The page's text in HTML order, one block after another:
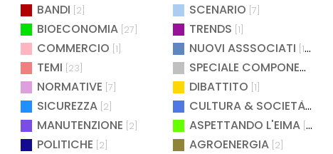
BANDI [2] SCENARIO [7]
BIOECONOMIA [27] TRENDS [1]
COMMERCIO [1] NUOVI ASSSOCIATI [15]
TEMI [23]
SPECIALE COMPONENTISTICA
NORMATIVE [7] DIBATTITO [1]
SICUREZZA [2] CULTURA & SOCIETÀ[2]
MANUTENZIONE [2] ASPETTANDO L'EIMA [4]
POLITICHE [2] AGROENERGIA [2]